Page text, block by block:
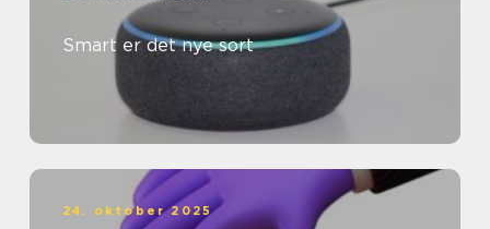
Smart er det nye sort
24. oktober 2025